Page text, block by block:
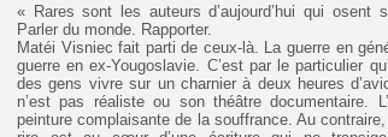
« Rares sont les auteurs d’aujourd’hui qui osent
Parler du monde. Rapporter.
Matéi Visniec fait parti de ceux-là. La guerre en
guerre en ex-Yougoslavie. C’est par le particulier
des gens vivre sur un charnier à deux heures
n’est pas réaliste ou son théâtre documentaire.
peinture complaisante de la souffrance. Au